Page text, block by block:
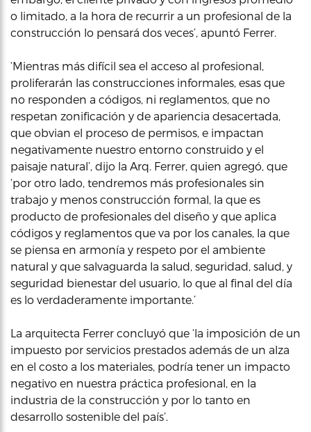
o limitado, a la hora de recurrir a un profesional de la
construcción lo pensará dos veces’, apuntó Ferrer.
‘Mientras más difícil sea el acceso al profesional,
proliferarán las construcciones informales, esas que
no responden a códigos, ni reglamentos, que no
respetan zonificación y de apariencia desacertada,
que obvian el proceso de permisos, e impactan
negativamente nuestro entorno construido y el
paisaje natural’, dijo la Arq. Ferrer, quien agregó, que
‘por otro lado, tendremos más profesionales sin
trabajo y menos construcción formal, la que es
producto de profesionales del diseño y que aplica
códigos y reglamentos que va por los canales, la que
se piensa en armonía y respeto por el ambiente
natural y que salvaguarda la salud, seguridad, salud, y
seguridad bienestar del usuario, lo que al final del día
es lo verdaderamente importante.’
La arquitecta Ferrer concluyó que ‘la imposición de un
impuesto por servicios prestados además de un alza
en el costo a los materiales, podría tener un impacto
negativo en nuestra práctica profesional, en la
industria de la construcción y por lo tanto en
desarrollo sostenible del país’.